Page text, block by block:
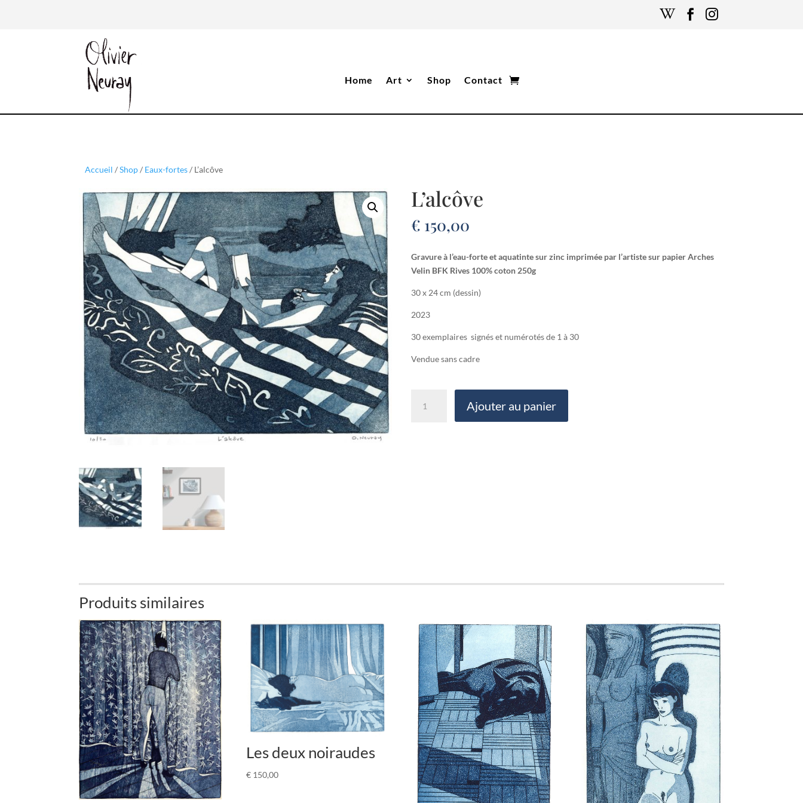



Home Art Shop Contact
Accueil /Shop/ Eaux-fortes/ L’alcôve
L’alcôve
€ 150,00
Gravure à l’eau-forte et aquatinte sur zinc imprimée par l’artiste sur papier Arches
Velin BFK Rives 100% coton 250g
30 x 24 cm (dessin)
2023
30 exemplaires signés et numérotés de 1 à 30
Vendue sans cadre
Ajouter au panier
Produits similaires
Les deux noiraudes
€ 150,00